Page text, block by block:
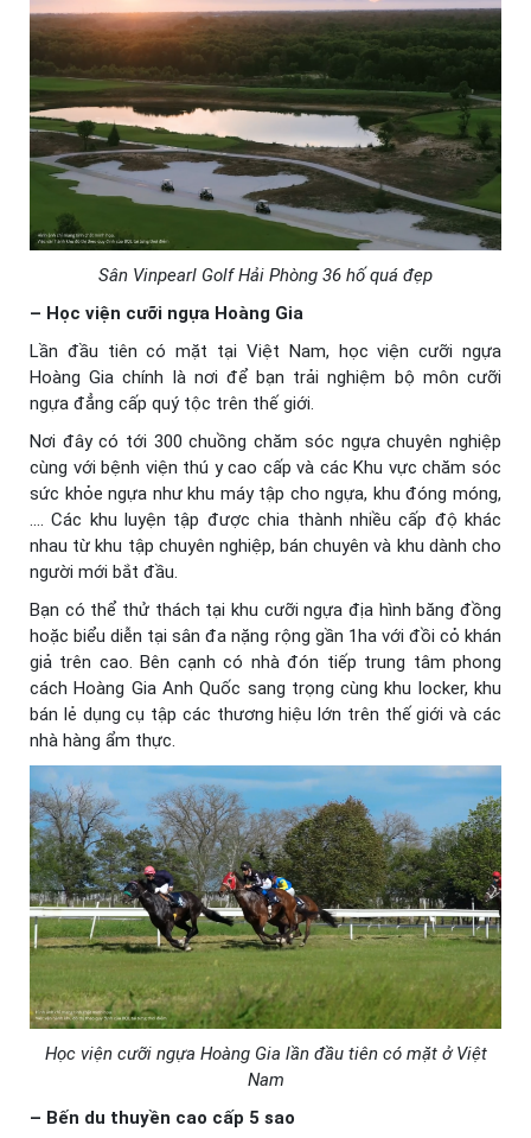
Sân Vinpearl Golf Hải Phòng 36 hố quá đẹp
– Học viện cưỡi ngựa Hoàng Gia
Lần đầu tiên có mặt tại Việt Nam, học viện cưỡi ngựa
Hoàng Gia chính là nơi để bạn trải nghiệm bộ môn cưỡi
ngựa đẳng cấp quý tộc trên thế giới.
Nơi đây có tới 300 chuồng chăm sóc ngựa chuyên nghiệp
cùng với bệnh viện thú y cao cấp và các Khu vực chăm sóc
sức khỏe ngựa như khu máy tập cho ngựa, khu đóng móng,
…. Các khu luyện tập được chia thành nhiều cấp độ khác
nhau từ khu tập chuyên nghiệp, bán chuyên và khu dành cho
người mới bắt đầu.
Bạn có thể thử thách tại khu cưỡi ngựa địa hình băng đồng
hoặc biểu diễn tại sân đa nặng rộng gần 1ha với đồi cỏ khán
giả trên cao. Bên cạnh có nhà đón tiếp trung tâm phong
cách Hoàng Gia Anh Quốc sang trọng cùng khu locker, khu
bán lẻ dụng cụ tập các thương hiệu lớn trên thế giới và các
nhà hàng ẩm thực.
Học viện cưỡi ngựa Hoàng Gia lần đầu tiên có mặt ở Việt
Nam
– Bến du thuyền cao cấp 5 sao